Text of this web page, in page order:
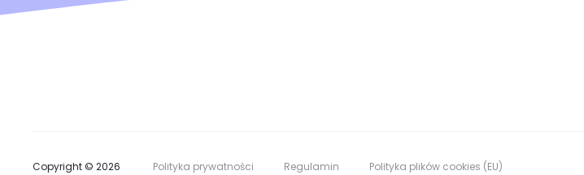
Copyright © 2026 Polityka prywatności Regulamin Polityka plików cookies (EU)